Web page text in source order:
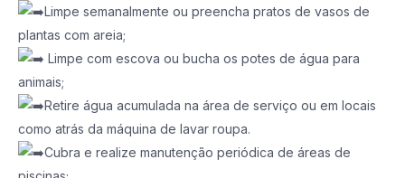
Limpe semanalmente ou preencha pratos de vasos de
plantas com areia;
Limpe com escova ou bucha os potes de água para
animais;
Retire água acumulada na área de serviço ou em locais
como atrás da máquina de lavar roupa.
Cubra e realize manutenção periódica de áreas de